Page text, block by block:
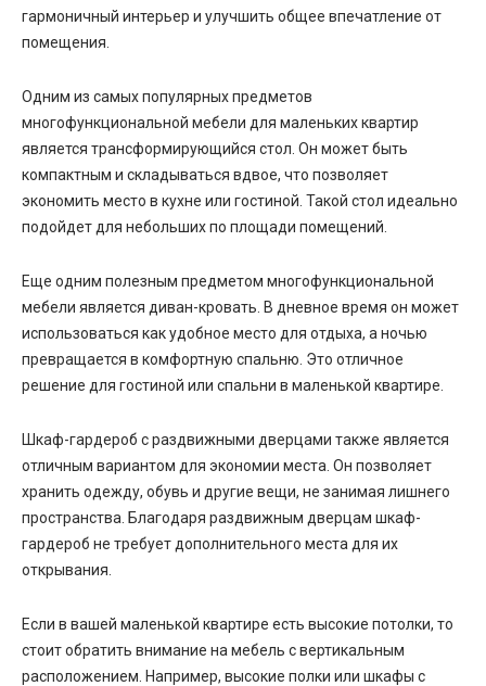
гармоничный интерьер и улучшить общее впечатление от
помещения.
Одним из самых популярных предметов
многофункциональной мебели для маленьких квартир
является трансформирующийся стол. Он может быть
компактным и складываться вдвое, что позволяет
экономить место в кухне или гостиной. Такой стол идеально
подойдет для небольших по площади помещений.
Еще одним полезным предметом многофункциональной
мебели является диван-кровать. В дневное время он может
использоваться как удобное место для отдыха, а ночью
превращается в комфортную спальню. Это отличное
решение для гостиной или спальни в маленькой квартире.
Шкаф-гардероб с раздвижными дверцами также является
отличным вариантом для экономии места. Он позволяет
хранить одежду, обувь и другие вещи, не занимая лишнего
пространства. Благодаря раздвижным дверцам шкаф-
гардероб не требует дополнительного места для их
открывания.
Если в вашей маленькой квартире есть высокие потолки, то
стоит обратить внимание на мебель с вертикальным
расположением. Например, высокие полки или шкафы с